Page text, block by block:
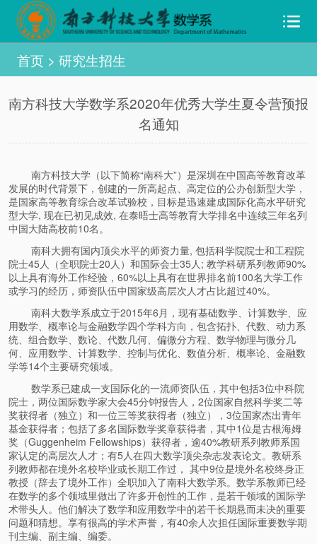
首页> 研究生招生
南方科技大学数学系2020年优秀大学生夏令营预报
名通知
南方科技大学（以下简称“南科大”）是深圳在中国高等教育改革
发展的时代背景下，创建的一所高起点、高定位的公办创新型大学，
是国家高等教育综合改革试验校，目标是迅速建成国际化高水平研究
型大学, 现在已初见成效, 在泰晤士高等教育大学排名中连续三年名列
中国大陆高校前10名。
南科大拥有国内顶尖水平的师资力量, 包括科学院院士和工程院
院士45人（全职院士20人）和国际会士35人; 教学科研系列教师90%
以上具有海外工作经验，60%以上具有在世界排名前100名大学工作
或学习的经历，师资队伍中国家级高层次人才占比超过40%。
南科大数学系成立于2015年6月，现有基础数学、计算数学、应
用数学、概率论与金融数学四个学科方向，包含拓扑、代数、动力系
统、组合数学、数论、代数几何、偏微分方程、数学物理与微分几
何、应用数学、计算数学、控制与优化、数值分析、概率论、金融数
学等14个主要研究领域。
数学系已建成一支国际化的一流师资队伍，其中包括3位中科院
院士，两位国际数学家大会45分钟报告人，2位国家自然科学奖二等
奖获得者（独立）和一位三等奖获得者（独立），3位国家杰出青年
基金获得者；包括了多名国际数学奖章获得者，其中1位是古根海姆
奖（Guggenheim Fellowships）获得者，逾40%教研系列教师系国
家认定的高层次人才；有5人在四大数学顶尖杂志发表论文。教研系
列教师都在境外名校毕业或长期工作过， 其中9位是境外名校终身正
教授（辞去了境外工作）全职加入了南科大数学系。数学系教师已经
在数学的多个领域里做出了许多开创性的工作，是若干领域的国际学
术带头人。他们解决了数学和应用数学中的若干长期悬而未决的重要
问题和猜想。享有很高的学术声誉，有40余人次担任国际重要数学期
刊主编、副主编、编委。